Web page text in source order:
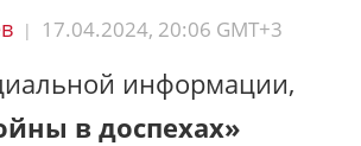
| 17.04.2024, 20:06 GMT+3
информации,
в доспехах»